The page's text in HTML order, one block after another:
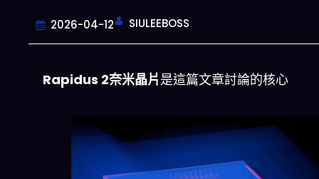
2026-04-12 SIULEEBOSS
Rapidus 2奈米晶片是這篇文章討論的核心